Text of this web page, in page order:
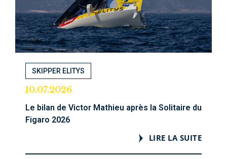
SKIPPER ELITYS
10.07.2026
Le bilan de Victor Mathieu après la Solitaire du
Figaro 2026
LIRE LA SUITE